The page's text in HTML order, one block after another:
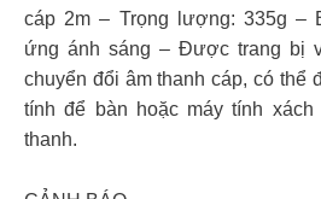
cáp 2m – Trọng lượng: 335g –
ứng ánh sáng – Được trang bị
chuyển đổi âm thanh cáp, có thể
tính để bàn hoặc máy tính
thanh.